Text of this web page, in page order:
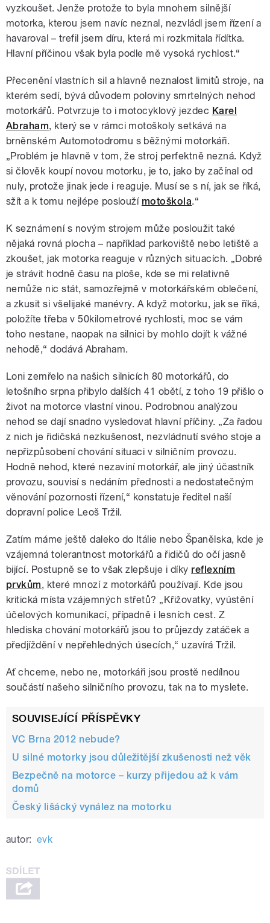
vyzkoušet. Jenže protože to byla mnohem silnější
motorka, kterou jsem navíc neznal, nezvládl jsem řízení a
havaroval – trefil jsem díru, která mi rozkmitala řídítka.
Hlavní příčinou však byla podle mě vysoká rychlost.“
Přecenění vlastních sil a hlavně neznalost limitů stroje, na
kterém sedí, bývá důvodem poloviny smrtelných nehod
motorkářů. Potvrzuje to i motocyklový jezdec Karel
Abraham, který se v rámci motoškoly setkává na
brněnském Automotodromu s běžnými motorkáři.
„Problém je hlavně v tom, že stroj perfektně nezná. Když
si člověk koupí novou motorku, je to, jako by začínal od
nuly, protože jinak jede i reaguje. Musí se s ní, jak se říká,
sžít a k tomu nejlépe poslouží motoškola.“
K seznámení s novým strojem může posloužit také
nějaká rovná plocha – například parkoviště nebo letiště a
zkoušet, jak motorka reaguje v různých situacích. „Dobré
je strávit hodně času na ploše, kde se mi relativně
nemůže nic stát, samozřejmě v motorkářském oblečení,
a zkusit si všelijaké manévry. A když motorku, jak se říká,
položíte třeba v 50kilometrové rychlosti, moc se vám
toho nestane, naopak na silnici by mohlo dojít k vážné
nehodě,“ dodává Abraham.
Loni zemřelo na našich silnicích 80 motorkářů, do
letošního srpna přibylo dalších 41 obětí, z toho 19 přišlo o
život na motorce vlastní vinou. Podrobnou analýzou
nehod se dají snadno vysledovat hlavní příčiny. „Za řadou
z nich je řidičská nezkušenost, nezvládnutí svého stoje a
nepřizpůsobení chování situaci v silničním provozu.
Hodně nehod, které nezaviní motorkář, ale jiný účastník
provozu, souvisí s nedáním přednosti a nedostatečným
věnování pozornosti řízení,“ konstatuje ředitel naší
dopravní police Leoš Tržil.
Zatím máme ještě daleko do Itálie nebo Španělska, kde je
vzájemná tolerantnost motorkářů a řidičů do očí jasně
bijící. Postupně se to však zlepšuje i díky reflexním
prvkům, které mnozí z motorkářů používají. Kde jsou
kritická místa vzájemných střetů? „Křižovatky, vyústění
účelových komunikací, případně i lesních cest. Z
hlediska chování motorkářů jsou to průjezdy zatáček a
předjíždění v nepřehledných úsecích,“ uzavírá Tržil.
Ať chceme, nebo ne, motorkáři jsou prostě nedílnou
součástí našeho silničního provozu, tak na to myslete.
SOUVISEJÍCÍ PŘÍSPĚVKY
VC Brna 2012 nebude?
U silné motorky jsou důležitější zkušenosti než věk
Bezpečně na motorce – kurzy přijedou až k vám
domů
Český lišácký vynález na motorku
autor: evk